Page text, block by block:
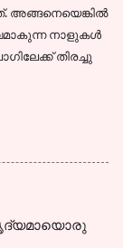
അങ്ങനെയെങ്കില്‍
നാളുകള്‍
തിരച്ചു